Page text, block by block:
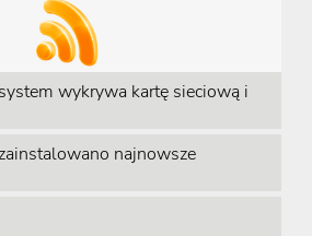
wykrywa kartę sieciową i
najnowsze